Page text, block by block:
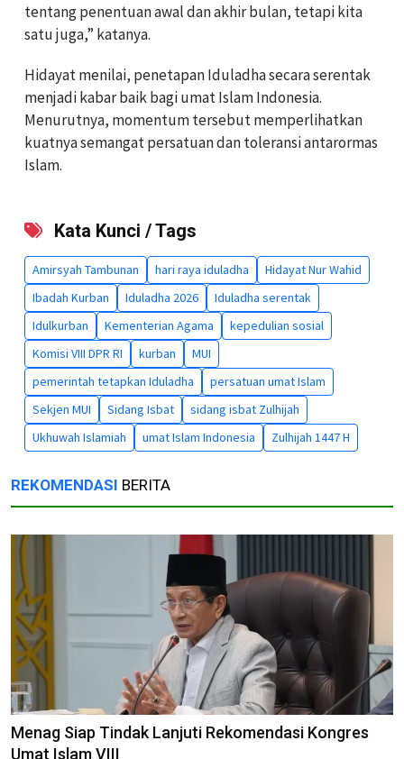
tentang penentuan awal dan akhir bulan, tetapi kita
satu juga,” katanya.
Hidayat menilai, penetapan Iduladha secara serentak
menjadi kabar baik bagi umat Islam Indonesia.
Menurutnya, momentum tersebut memperlihatkan
kuatnya semangat persatuan dan toleransi antarormas
Islam.
Kata Kunci / Tags
Amirsyah Tambunan hari raya iduladha
Hidayat Nur Wahid
Ibadah Kurban
Iduladha 2026
Iduladha serentak
Idulkurban
Kementerian Agama
kepedulian sosial
Komisi VIII DPR RI
kurban
MUI
pemerintah tetapkan Iduladha
persatuan umat Islam
Sekjen MUI
Sidang Isbat
sidang isbat Zulhijah
Ukhuwah Islamiah
umat Islam Indonesia Zulhijah 1447 H
REKOMENDASI BERITA
Menag Siap Tindak Lanjuti Rekomendasi Kongres
Umat Islam VIII